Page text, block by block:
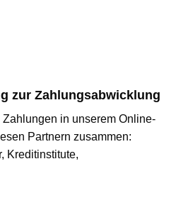
zur Zahlungsabwicklung
in unserem Online-
Partnern zusammen:
Kreditinstitute,